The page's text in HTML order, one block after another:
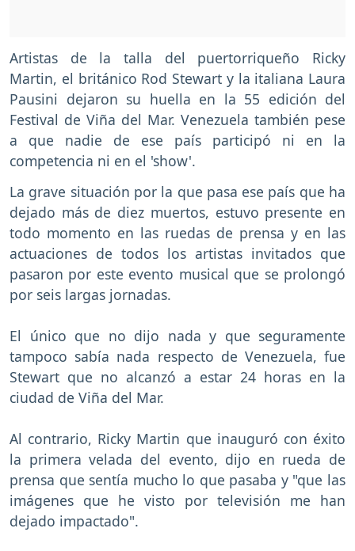
Artistas de la talla del puertorriqueño Ricky
Martin, el británico Rod Stewart y la italiana Laura
Pausini dejaron su huella en la 55 edición del
Festival de Viña del Mar. Venezuela también pese
a que nadie de ese país participó ni en la
competencia ni en el 'show'.
La grave situación por la que pasa ese país que ha
dejado más de diez muertos, estuvo presente en
todo momento en las ruedas de prensa y en las
actuaciones de todos los artistas invitados que
pasaron por este evento musical que se prolongó
por seis largas jornadas.
El único que no dijo nada y que seguramente
tampoco sabía nada respecto de Venezuela, fue
Stewart que no alcanzó a estar 24 horas en la
ciudad de Viña del Mar.
Al contrario, Ricky Martin que inauguró con éxito
la primera velada del evento, dijo en rueda de
prensa que sentía mucho lo que pasaba y "que las
imágenes que he visto por televisión me han
dejado impactado".